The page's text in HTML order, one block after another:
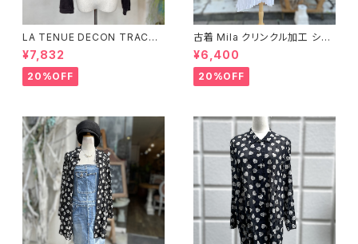
LA TENUE DECON TRACTE
E ブラウンジャケット
¥7,832
20%OFF
古着 Mila クリンクル加工 シャ
ツワンピース
¥6,400
20%OFF